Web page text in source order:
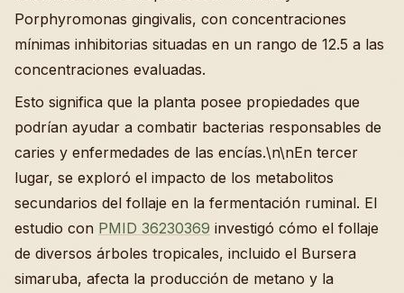
Porphyromonas gingivalis, con concentraciones
mínimas inhibitorias situadas en un rango de 12.5 a las
concentraciones evaluadas.
Esto significa que la planta posee propiedades que
podrían ayudar a combatir bacterias responsables de
caries y enfermedades de las encías.\n\nEn tercer
lugar, se exploró el impacto de los metabolitos
secundarios del follaje en la fermentación ruminal. El
estudio con PMID 36230369 investigó cómo el follaje
de diversos árboles tropicales, incluido el Bursera
simaruba, afecta la producción de metano y la